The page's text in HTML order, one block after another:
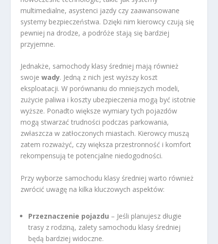
multimedialne, asystenci jazdy czy zaawansowane
systemy bezpieczeństwa. Dzięki nim kierowcy czują się
pewniej na drodze, a podróże stają się bardziej
przyjemne.
Jednakże, samochody klasy średniej mają również
swojewady. Jedną z nich jest wyższy koszt
eksploatacji. W porównaniu do mniejszych modeli,
zużycie paliwa i koszty ubezpieczenia mogą być istotnie
wyższe. Ponadto większe wymiary tych pojazdów
mogą stwarzać trudności podczas parkowania,
zwłaszcza w zatłoczonych miastach. Kierowcy muszą
zatem rozważyć, czy większa przestronność i komfort
rekompensują te potencjalne niedogodności.
Przy wyborze samochodu klasy średniej warto również
zwrócić uwagę na kilka kluczowych aspektów:
Przeznaczenie pojazdu – Jeśli planujesz długie
trasy z rodziną, zalety samochodu klasy średniej
będą bardziej widoczne.